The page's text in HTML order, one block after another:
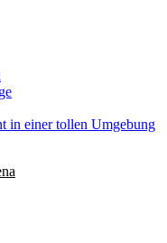
in einer tollen Umgebung